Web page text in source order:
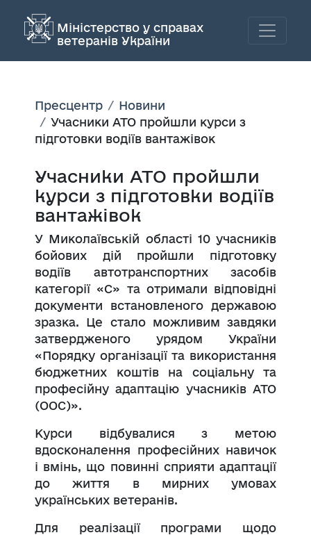
Міністерство у справах
ветеранів України
Пресцентр
Новини
Учасники АТО пройшли курси з
підготовки водіїв вантажівок
Учасники АТО пройшли
курси з підготовки водіїв
вантажівок
У Миколаївській області 10 учасників
бойових дій пройшли підготовку
водіїв автотранспортних засобів
категорії «С» та отримали відповідні
документи встановленого державою
зразка. Це стало можливим завдяки
затвердженого урядом України
«Порядку організації та використання
бюджетних коштів на соціальну та
професійну адаптацію учасників АТО
(ООС)».
Курси відбувалися з метою
вдосконалення професійних навичок
і вмінь, що повинні сприяти адаптації
до життя в мирних умовах
українських ветеранів.
Для реалізації програми щодо